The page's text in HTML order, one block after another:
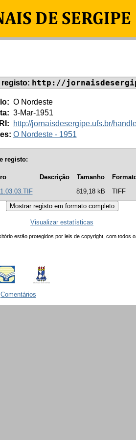
registo: http://
O Nordeste
3-Mar-1951
http://jornaisdesergipe.ufs.br/
O Nordeste - 1951
registo:
Descrição Tamanho
819,18 kB TIFF
Visualizar estatísticas
estão protegidos por leis de copyright, com todos
Comentários